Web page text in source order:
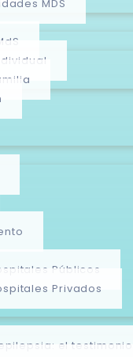
MDS
Públicos
Privados
el